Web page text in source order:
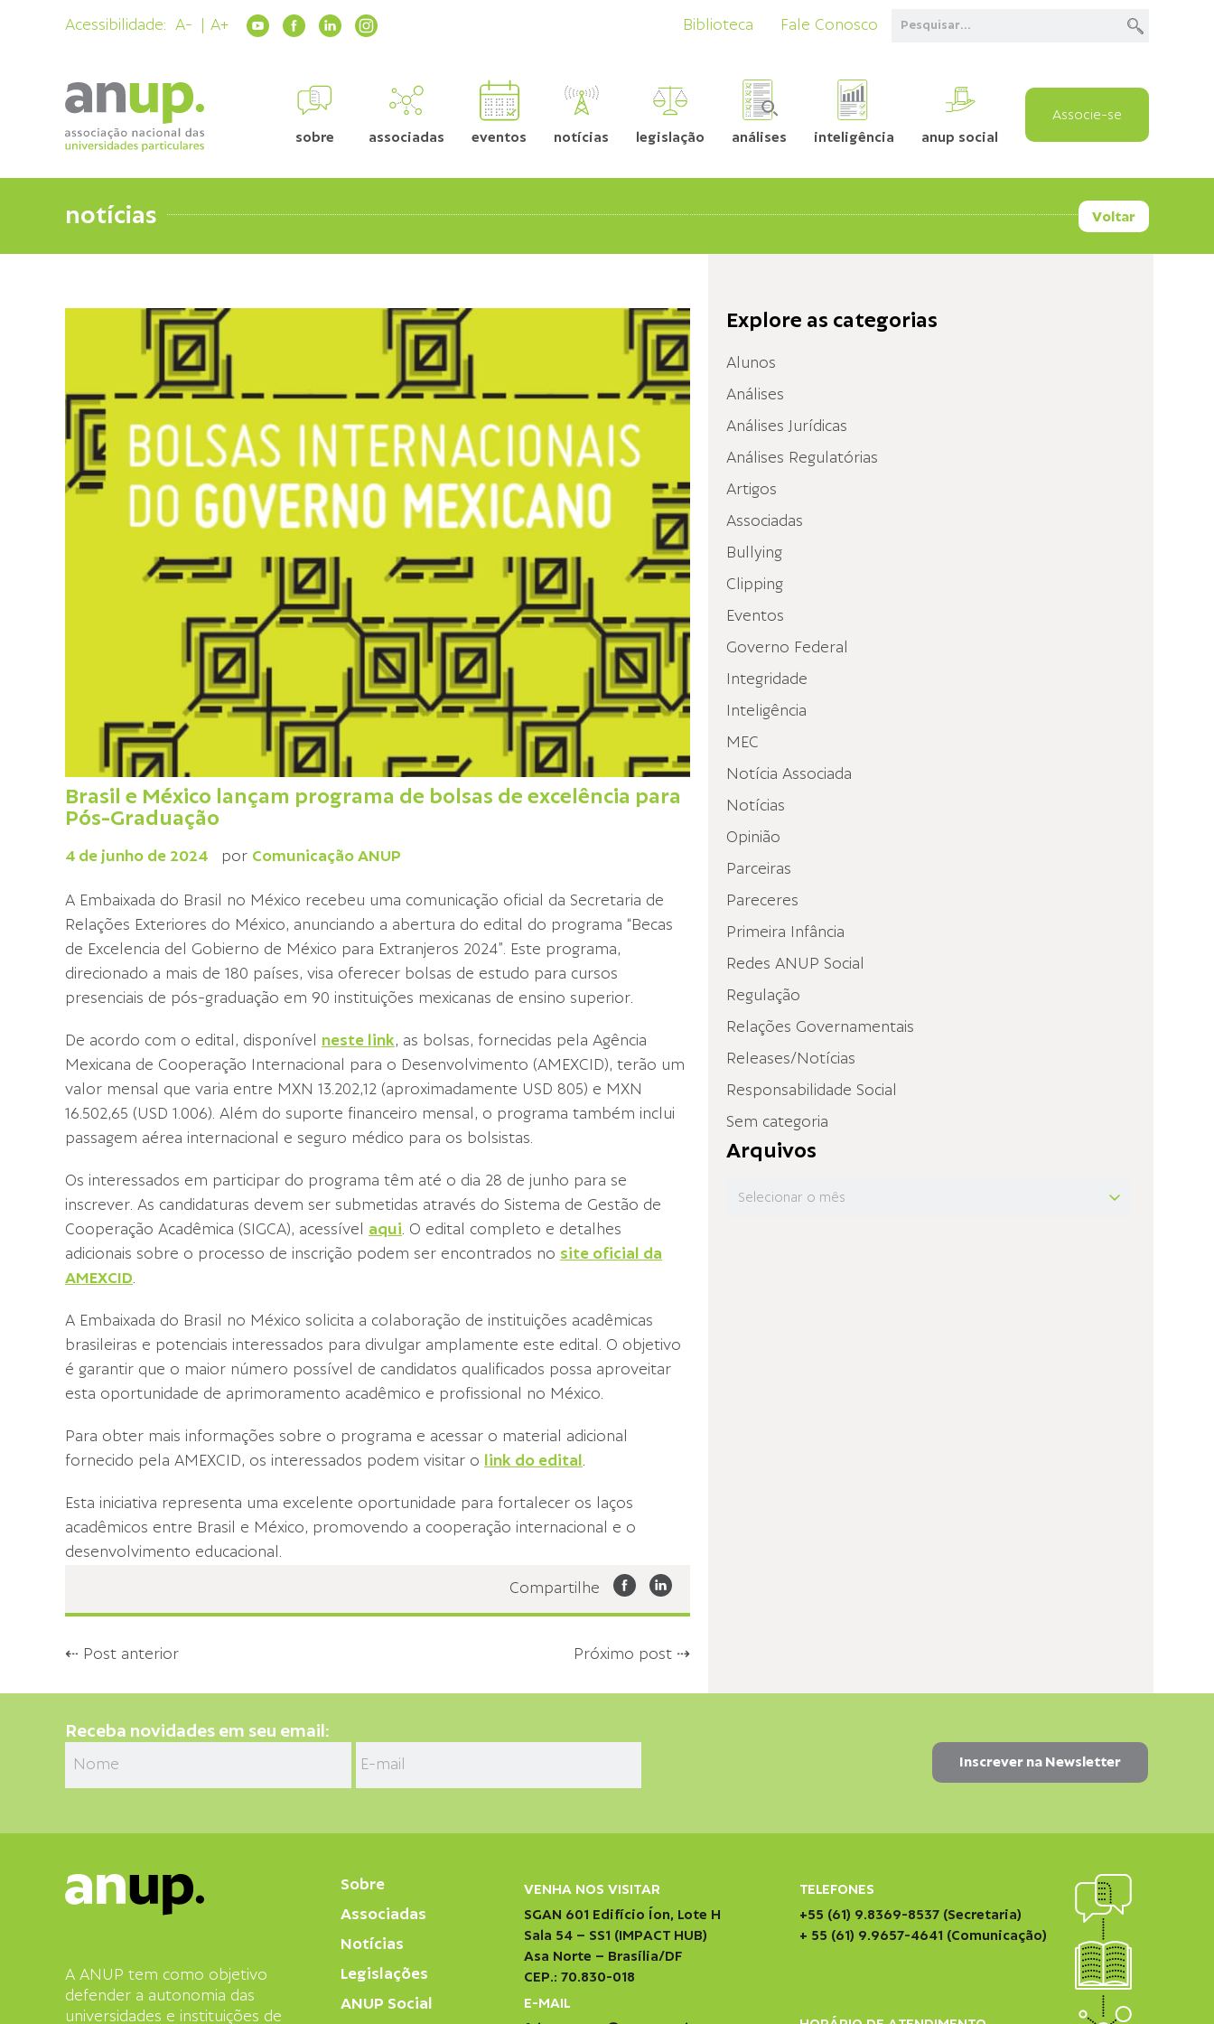
Acessibilidade: A- A+ Biblioteca Fale Conosco
sobre associadas eventos notícias legislação análises inteligência anup social
Associe-se
notícias Voltar
Explore as categorias
Alunos
Análises
Análises Jurídicas
Análises Regulatórias
Artigos
Associadas
Bullying
Clipping
Eventos
Governo Federal
Integridade
Inteligência
MEC
Notícia Associada
Notícias
Opinião
Parceiras
Pareceres
Primeira Infância
Redes ANUP Social
Regulação
Relações Governamentais
Releases/Notícias
Responsabilidade Social
Sem categoria
Arquivos
Brasil e México lançam programa de bolsas de excelência para
Pós-Graduação
4 de junho de 2024 por Comunicação ANUP
A Embaixada do Brasil no México recebeu uma comunicação oficial da Secretaria de
Relações Exteriores do México, anunciando a abertura do edital do programa “Becas
de Excelencia del Gobierno de México para Extranjeros 2024”. Este programa,
direcionado a mais de 180 países, visa oferecer bolsas de estudo para cursos
presenciais de pós-graduação em 90 instituições mexicanas de ensino superior.
De acordo com o edital, disponível neste link, as bolsas, fornecidas pela Agência
Mexicana de Cooperação Internacional para o Desenvolvimento (AMEXCID), terão um
valor mensal que varia entre MXN 13.202,12 (aproximadamente USD 805) e MXN
16.502,65 (USD 1.006). Além do suporte financeiro mensal, o programa também inclui
passagem aérea internacional e seguro médico para os bolsistas.
Os interessados em participar do programa têm até o dia 28 de junho para se
inscrever. As candidaturas devem ser submetidas através do Sistema de Gestão de
Cooperação Acadêmica (SIGCA), acessível aqui. O edital completo e detalhes
adicionais sobre o processo de inscrição podem ser encontrados no site oficial da
AMEXCID.
A Embaixada do Brasil no México solicita a colaboração de instituições acadêmicas
brasileiras e potenciais interessados para divulgar amplamente este edital. O objetivo
é garantir que o maior número possível de candidatos qualificados possa aproveitar
esta oportunidade de aprimoramento acadêmico e profissional no México.
Para obter mais informações sobre o programa e acessar o material adicional
fornecido pela AMEXCID, os interessados podem visitar o
link do edital .
Esta iniciativa representa uma excelente oportunidade para fortalecer os laços
acadêmicos entre Brasil e México, promovendo a cooperação internacional e o
desenvolvimento educacional.
Compartilhe
⇠ Post anterior Próximo post ⇢
Receba novidades em seu email:
A ANUP tem como objetivo
defender a autonomia das
universidades e instituições de
Sobre
Associadas
Notícias
Legislações
ANUP Social
VENHA NOS VISITAR
SGAN 601 Edifício Íon, Lote H
Sala 54 – SS1 (IMPACT HUB)
Asa Norte – Brasília/DF
CEP.: 70.830-018
E-MAIL
TELEFONES
+55 (61) 9.8369-8537 (Secretaria)
+ 55 (61) 9.9657-4641 (Comunicação)